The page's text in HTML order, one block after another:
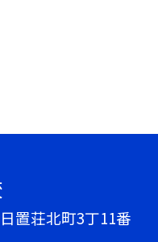
置荘北町3丁11番